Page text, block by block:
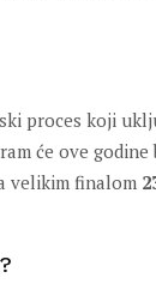
proces koji
će ove
velikim finalom